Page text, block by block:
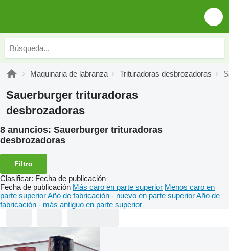
Maquinaria de labranza Trituradoras desbrozadoras
Sauerburger trituradoras
desbrozadoras
8 anuncios: Sauerburger trituradoras
desbrozadoras
Filtro
Clasificar: Fecha de publicación
Fecha de publicación Más caro en parte superior Menos caro en
parte superiorAño de fabricación - nuevo en parte superiorAño de
fabricación - más antiguo en parte superior